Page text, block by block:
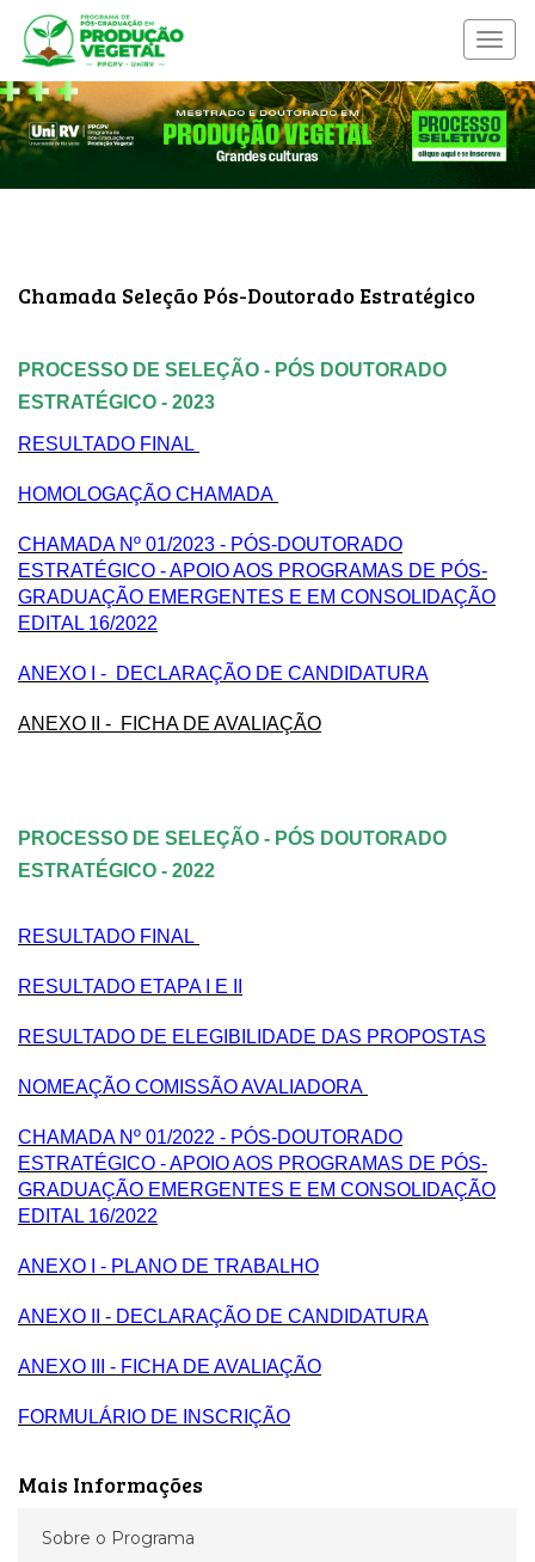
Menu
Chamada Seleção Pós-Doutorado Estratégico
PROCESSO DE SELEÇÃO - PÓS DOUTORADO
ESTRATÉGICO - 2023
RESULTADO FINAL
HOMOLOGAÇÃO CHAMADA
CHAMADA Nº 01/2023 - PÓS-DOUTORADO
ESTRATÉGICO - APOIO AOS PROGRAMAS DE PÓS-
GRADUAÇÃO EMERGENTES E EM CONSOLIDAÇÃO
EDITAL 16/2022
ANEXO I - DECLARAÇÃO DE CANDIDATURA
ANEXO II - FICHA DE AVALIAÇÃO
PROCESSO DE SELEÇÃO - PÓS DOUTORADO
ESTRATÉGICO - 2022
RESULTADO FINAL
RESULTADO ETAPA I E II
RESULTADO DE ELEGIBILIDADE DAS PROPOSTAS
NOMEAÇÃO COMISSÃO AVALIADORA
CHAMADA Nº 01/2022 - PÓS-DOUTORADO
ESTRATÉGICO - APOIO AOS PROGRAMAS DE PÓS-
GRADUAÇÃO EMERGENTES E EM CONSOLIDAÇÃO
EDITAL 16/2022
ANEXO I - PLANO DE TRABALHO
ANEXO II - DECLARAÇÃO DE CANDIDATURA
ANEXO III - FICHA DE AVALIAÇÃO
FORMULÁRIO DE INSCRIÇÃO
Mais Informações
Sobre o Programa